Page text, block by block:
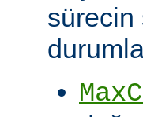
sürecin